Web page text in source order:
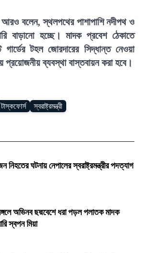
আরও বলেন, স্থলপথের পাশাপাশি নদীপথ ও
বাড়ানো হচ্ছে। মাদক প্রবেশ ঠেকাতে
টহল জোরদারের সিদ্ধান্ত নেওয়া
প্রয়োজনীয় ব্যবস্থা বাস্তবায়ন করা হবে।
টাস্কফোর্স স্বরাষ্ট্রমন্ত্রী
নিহতের ঘটনায় নেপালের স্বরাষ্ট্রমন্ত্রীর পদত্যাগ
অভিনব ছদ্মবেশে ধরা পড়ল পলাতক মাদক
স্বপন মিয়া